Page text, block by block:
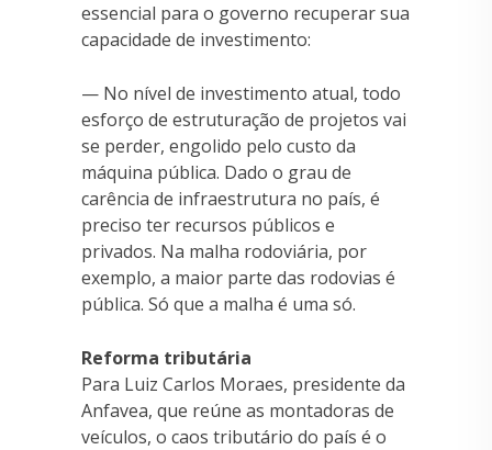
essencial para o governo recuperar sua
capacidade de investimento:
— No nível de investimento atual, todo
esforço de estruturação de projetos vai
se perder, engolido pelo custo da
máquina pública. Dado o grau de
carência de infraestrutura no país, é
preciso ter recursos públicos e
privados. Na malha rodoviária, por
exemplo, a maior parte das rodovias é
pública. Só que a malha é uma só.
Reforma tributária
Para Luiz Carlos Moraes, presidente da
Anfavea, que reúne as montadoras de
veículos, o caos tributário do país é o